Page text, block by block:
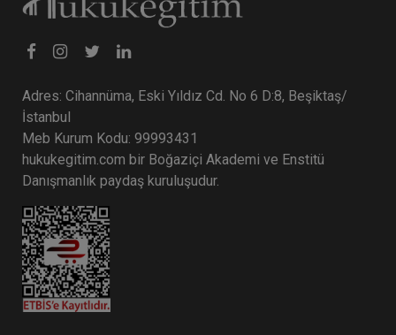
Adres: Cihannüma, Eski Yıldız Cd. No 6 D:8, Beşiktaş/
İstanbul
Meb Kurum Kodu: 99993431
hukukegitim.com bir Boğaziçi Akademi ve Enstitü
Danışmanlık paydaş kuruluşudur.